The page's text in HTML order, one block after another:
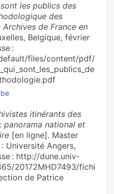
les publics des
des
de France en
Belgique, février
:
files/content/pdf/
itinérants des
panorama national et
[en ligne]. Master
Université Angers,
: http://dune.univ-
20172MHD7493/fichi
de Patrice